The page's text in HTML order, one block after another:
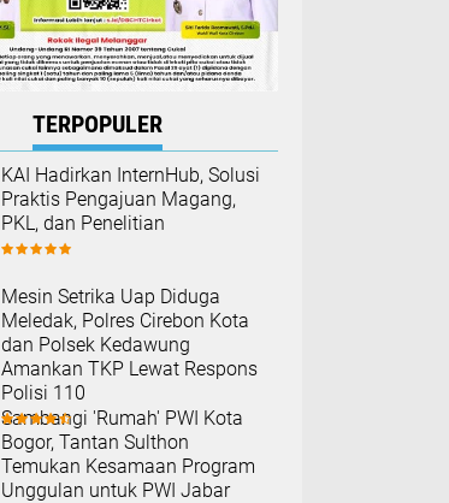
TERPOPULER
KAI Hadirkan InternHub, Solusi
Praktis Pengajuan Magang,
PKL, dan Penelitian
Mesin Setrika Uap Diduga
Meledak, Polres Cirebon Kota
dan Polsek Kedawung
Amankan TKP Lewat Respons
Polisi 110
Sambangi 'Rumah' PWI Kota
Bogor, Tantan Sulthon
Temukan Kesamaan Program
Unggulan untuk PWI Jabar